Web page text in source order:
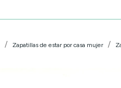
Zapatillas de estar por casa mujer